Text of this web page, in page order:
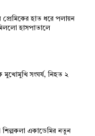
হাত ধরে পলায়ন
হাসপাতালে
মুখোমুখি সংঘর্ষ, নিহত ২
একাডেমির নতুন